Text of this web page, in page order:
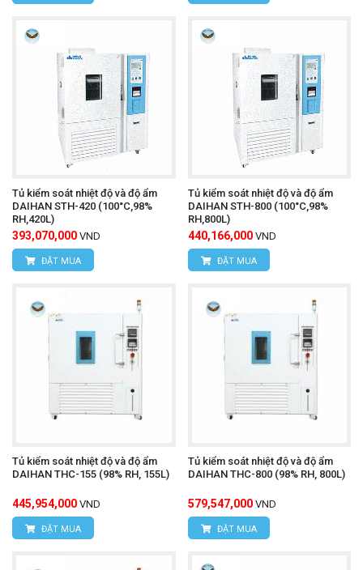
Tủ kiểm soát nhiệt độ và độ ẩm
DAIHAN STH-420 (100°C,98%
RH,420L)
393,070,000 VND
ĐẶT MUA
Tủ kiểm soát nhiệt độ và độ ẩm
DAIHAN STH-800 (100°C,98%
RH,800L)
440,166,000 VND
ĐẶT MUA
Tủ kiểm soát nhiệt độ và độ ẩm
DAIHAN THC-155 (98% RH, 155L)
445,954,000 VND
ĐẶT MUA
Tủ kiểm soát nhiệt độ và độ ẩm
DAIHAN THC-800 (98% RH, 800L)
579,547,000 VND
ĐẶT MUA